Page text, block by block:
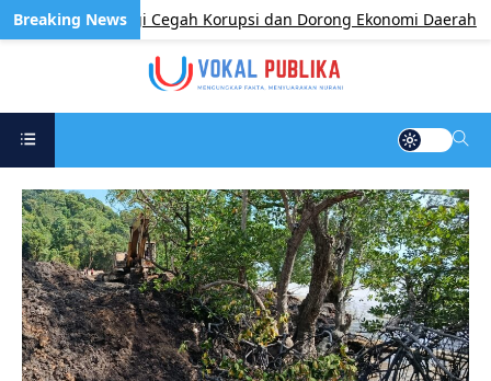
Sinergi Cegah Korupsi dan Dorong Ekonomi Daerah